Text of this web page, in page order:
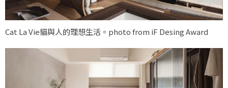
Cat La Vie貓與人的理想生活。photo from iF Desing Award